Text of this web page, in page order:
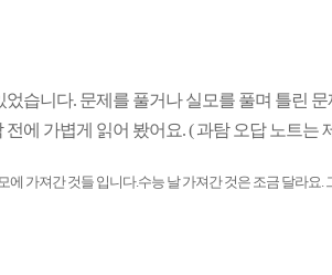
습니다. 문제를 풀거나 실모를 풀며 틀린
에 가볍게 읽어 봤어요. ( 과탐 오답 노트는
에 가져간 것들 입니다.수능 날 가져간 것은 조금 달라